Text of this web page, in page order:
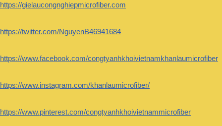
https://gielaucongnghiepmicrofiber.com
https://twitter.com/NguyenB46941684
https://www.facebook.com/congtyanhkhoivietnamkhanlaumicrofiber
https://www.instagram.com/khanlaumicrofiber/
https://www.pinterest.com/congtyanhkhoivietnammicrofiber